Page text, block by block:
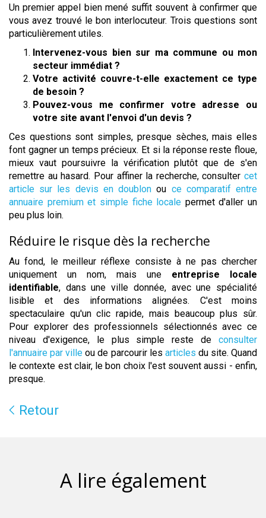
Un premier appel bien mené suffit souvent à confirmer que
vous avez trouvé le bon interlocuteur. Trois questions sont
particulièrement utiles.
Intervenez-vous bien sur ma commune ou mon
secteur immédiat ?
Votre activité couvre-t-elle exactement ce type
de besoin ?
Pouvez-vous me confirmer votre adresse ou
votre site avant l'envoi d'un devis ?
Ces questions sont simples, presque sèches, mais elles
font gagner un temps précieux. Et si la réponse reste floue,
mieux vaut poursuivre la vérification plutôt que de s'en
remettre au hasard. Pour affiner la recherche, consulter cet
article sur les devis en doublon ou ce comparatif entre
annuaire premium et simple fiche locale permet d'aller un
peu plus loin.
Réduire le risque dès la recherche
Au fond, le meilleur réflexe consiste à ne pas chercher
uniquement un nom, mais une entreprise locale
identifiable, dans une ville donnée, avec une spécialité
lisible et des informations alignées. C'est moins
spectaculaire qu'un clic rapide, mais beaucoup plus sûr.
Pour explorer des professionnels sélectionnés avec ce
niveau d'exigence, le plus simple reste de consulter
l'annuaire par ville ou de parcourir les articles du site. Quand
le contexte est clair, le bon choix l'est souvent aussi - enfin,
presque.
Retour
A lire également